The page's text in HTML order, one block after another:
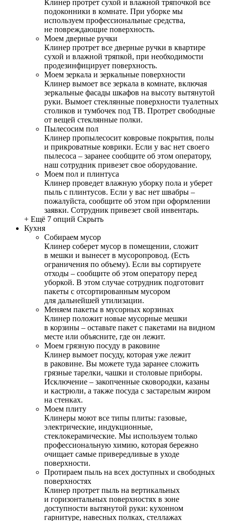
Клинер протрет сухой и влажной тряпочкой все
подоконники в комнате. При уборке мы
используем профессиональные средства,
не повреждающие поверхность.
Моем дверные ручки
Клинер протрет все дверные ручки в квартире
сухой и влажной тряпкой, при необходимости
продезинфицирует поверхность.
Моем зеркала и зеркальные поверхности
Клинер вымоет все зеркала в комнате, включая
зеркальные фасады шкафов на высоту вытянутой
руки. Вымоет стеклянные поверхности туалетных
столиков и тумбочек под ТВ. Протрет свободные
от вещей стеклянные полки.
Пылесосим пол
Клинер пропылесосит ковровые покрытия, полы
и прикроватные коврики. Если у вас нет своего
пылесоса – заранее сообщите об этом оператору,
наш сотрудник привезет свое оборудование.
Моем пол и плинтуса
Клинер проведет влажную уборку пола и уберет
пыль с плинтусов. Если у вас нет швабры –
пожалуйста, сообщите об этом при оформлении
заявки. Сотрудник привезет свой инвентарь.
+ Ещё 7 опций Скрыть
Кухня
Собираем мусор
Клинер соберет мусор в помещении, сложит
в мешки и вынесет в мусоропровод. (Есть
ограничения по объему). Если вы сортируете
отходы – сообщите об этом оператору перед
уборкой. В этом случае сотрудник подготовит
пакеты с отсортированным мусором
для дальнейшей утилизации.
Меняем пакеты в мусорных корзинах
Клинер положит новые мусорные мешки
в корзины – оставьте пакет с пакетами на видном
месте или объясните, где он лежит.
Моем грязную посуду в раковине
Клинер вымоет посуду, которая уже лежит
в раковине. Вы можете туда заранее сложить
грязные тарелки, чашки и столовые приборы.
Исключение – закопченные сковородки, казаны
и кастрюли, а также посуда с застарелым жиром
на стенках.
Моем плиту
Клинеры моют все типы плиты: газовые,
электрические, индукционные,
стеклокерамические. Мы используем только
профессиональную химию, которая бережно
очищает самые привередливые в уходе
поверхности.
Протираем пыль на всех доступных и свободных
поверхностях
Клинер протрет пыль на вертикальных
и горизонтальных поверхностях в зоне
доступности вытянутой руки: кухонном
гарнитуре, навесных полках, стеллажах